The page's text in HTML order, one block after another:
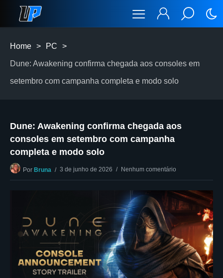
Home > PC >
Dune: Awakening confirma chegada aos consoles em
setembro com campanha completa e modo solo
Dune: Awakening confirma chegada aos
consoles em setembro com campanha
completa e modo solo
Por Bruna 3 de junho de 2026 Nenhum comentário